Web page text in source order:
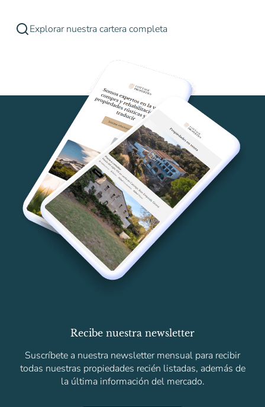
Explorar nuestra cartera completa
Recibe nuestra newsletter
Suscríbete a nuestra newsletter mensual para recibir
todas nuestras propiedades recién listadas, además de
la última información del mercado.